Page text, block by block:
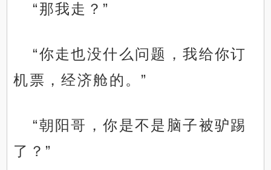
“那我走？”
“你走也没什么问题，我给你订
机票，经济舱的。”
“朝阳哥，你是不是脑子被驴踢
了？”